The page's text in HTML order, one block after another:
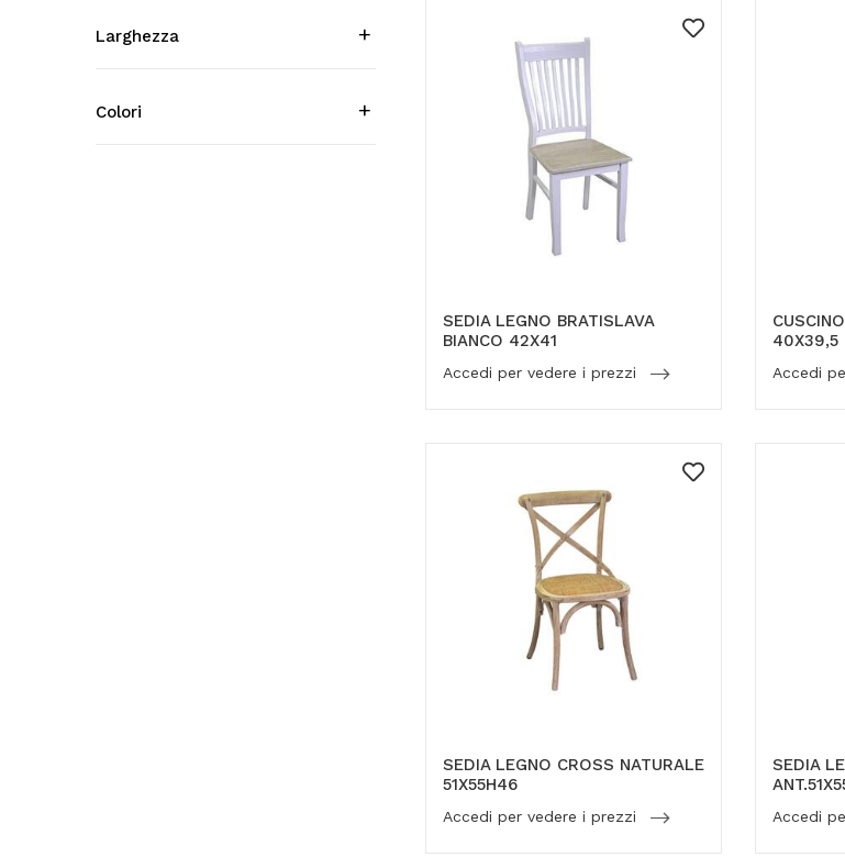
Larghezza
Colori
SEDIA LEGNO BRATISLAVA
BIANCO 42X41
Accedi per vedere i prezzi
40X39,5
Accedi
SEDIA LEGNO CROSS NATURALE
51X55H46
Accedi per vedere i prezzi
SEDIA
Accedi